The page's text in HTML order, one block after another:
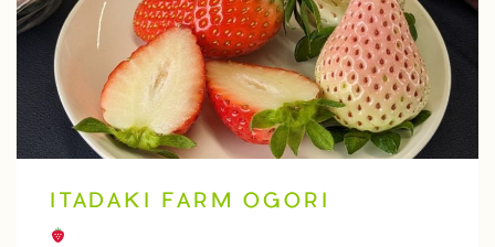
ITADAKI FARM OGORI